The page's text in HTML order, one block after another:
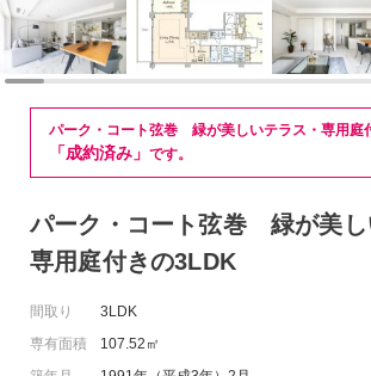
パーク・コート弦巻 緑が美しいテラス・専用庭
「成約済み」 です。
パーク・コート弦巻 緑が美し
専用庭付きの3LDK
間取り
3LDK
専有面積
107.52㎡